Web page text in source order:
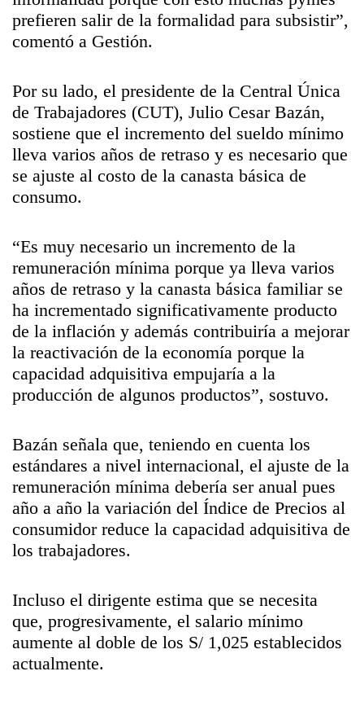
prefieren salir de la formalidad para subsistir”,
comentó a Gestión.
Por su lado, el presidente de la Central Única
de Trabajadores (CUT), Julio Cesar Bazán,
sostiene que el incremento del sueldo mínimo
lleva varios años de retraso y es necesario que
se ajuste al costo de la canasta básica de
consumo.
“Es muy necesario un incremento de la
remuneración mínima porque ya lleva varios
años de retraso y la canasta básica familiar se
ha incrementado significativamente producto
de la inflación y además contribuiría a mejorar
la reactivación de la economía porque la
capacidad adquisitiva empujaría a la
producción de algunos productos”, sostuvo.
Bazán señala que, teniendo en cuenta los
estándares a nivel internacional, el ajuste de la
remuneración mínima debería ser anual pues
año a año la variación del Índice de Precios al
consumidor reduce la capacidad adquisitiva de
los trabajadores.
Incluso el dirigente estima que se necesita
que, progresivamente, el salario mínimo
aumente al doble de los S/ 1,025 establecidos
actualmente.